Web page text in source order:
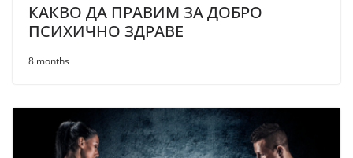
КАКВО ДА ПРАВИМ ЗА ДОБРО
ПСИХИЧНО ЗДРАВЕ
8 months